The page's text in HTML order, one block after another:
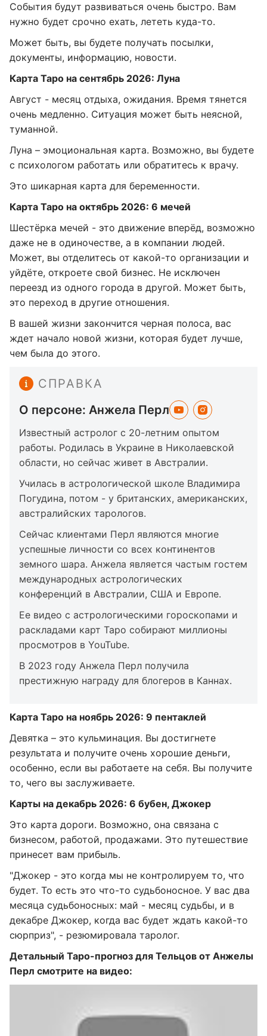
События будут развиваться очень быстро. Вам
нужно будет срочно ехать, лететь куда-то.
Может быть, вы будете получать посылки,
документы, информацию, новости.
Карта Таро на сентябрь 2026: Луна
Август - месяц отдыха, ожидания. Время тянется
очень медленно. Ситуация может быть неясной,
туманной.
Луна – эмоциональная карта. Возможно, вы будете
с психологом работать или обратитесь к врачу.
Это шикарная карта для беременности.
Карта Таро на октябрь 2026: 6 мечей
Шестёрка мечей - это движение вперёд, возможно
даже не в одиночестве, а в компании людей.
Может, вы отделитесь от какой-то организации и
уйдёте, откроете свой бизнес. Не исключен
переезд из одного города в другой. Может быть,
это переход в другие отношения.
В вашей жизни закончится черная полоса, вас
ждет начало новой жизни, которая будет лучше,
чем была до этого.
СПРАВКА
О персоне: Анжела Перл
Известный астролог с 20-летним опытом
работы. Родилась в Украине в Николаевской
области, но сейчас живет в Австралии.
Училась в астрологической школе Владимира
Погудина, потом - у британских, американских,
австралийских тарологов.
Сейчас клиентами Перл являются многие
успешные личности со всех континентов
земного шара. Анжела является частым гостем
международных астрологических
конференций в Австралии, США и Европе.
Ее видео с астрологическими гороскопами и
раскладами карт Таро собирают миллионы
просмотров в YouTube.
В 2023 году Анжела Перл получила
престижную награду для блогеров в Каннах.
Карта Таро на ноябрь 2026: 9 пентаклей
Девятка – это кульминация. Вы достигнете
результата и получите очень хорошие деньги,
особенно, если вы работаете на себя. Вы получите
то, чего вы заслуживаете.
Карты на декабрь 2026: 6 бубен, Джокер
Это карта дороги. Возможно, она связана с
бизнесом, работой, продажами. Это путешествие
принесет вам прибыль.
"Джокер - это когда мы не контролируем то, что
будет. То есть это что-то судьбоносное. У вас два
месяца судьбоносных: май - месяц судьбы, и в
декабре Джокер, когда вас будет ждать какой-то
сюрприз", - резюмировала таролог.
Детальный Таро-прогноз для Тельцов от Анжелы
Перл смотрите на видео: